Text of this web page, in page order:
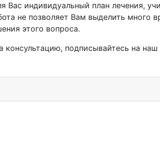
Вас индивидуальный план лечения,
не позволяет Вам выделить много
этого вопроса.
подписывайтесь на наш